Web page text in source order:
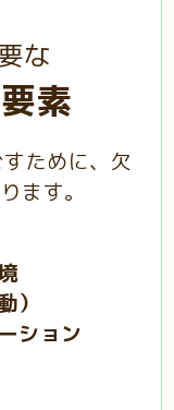
な
素
ために、欠
ます。
）
ション